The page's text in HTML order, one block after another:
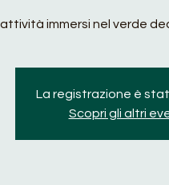
immersi nel verde
La registrazione è
Scopri gli altri